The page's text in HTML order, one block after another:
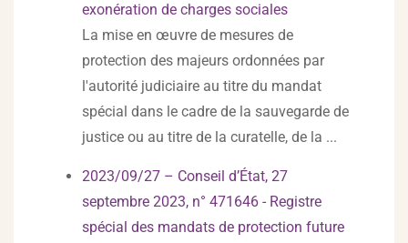
exonération de charges sociales
La mise en œuvre de mesures de
protection des majeurs ordonnées par
l'autorité judiciaire au titre du mandat
spécial dans le cadre de la sauvegarde de
justice ou au titre de la curatelle, de la ...
2023/09/27 – Conseil d’État, 27
septembre 2023, n° 471646 - Registre
spécial des mandats de protection future